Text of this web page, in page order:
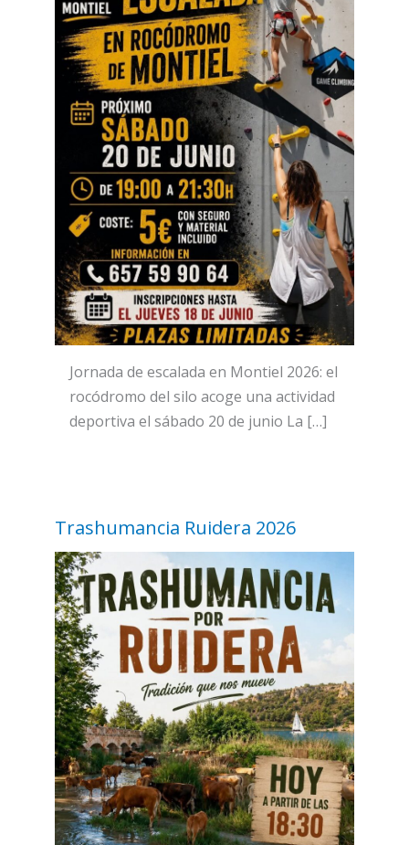
Jornada de escalada en Montiel 2026: el
rocódromo del silo acoge una actividad
deportiva el sábado 20 de junio La […]
Trashumancia Ruidera 2026